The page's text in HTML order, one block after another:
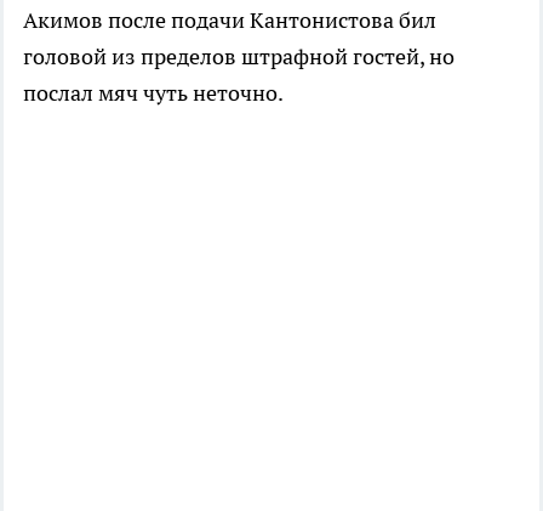
Акимов после подачи Кантонистова бил
головой из пределов штрафной гостей, но
послал мяч чуть неточно.